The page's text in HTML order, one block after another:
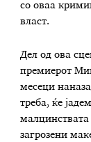
со оваа
власт.
Дел од ова
премиерот
месеци
треба, ќе
малцинствата
загрозени